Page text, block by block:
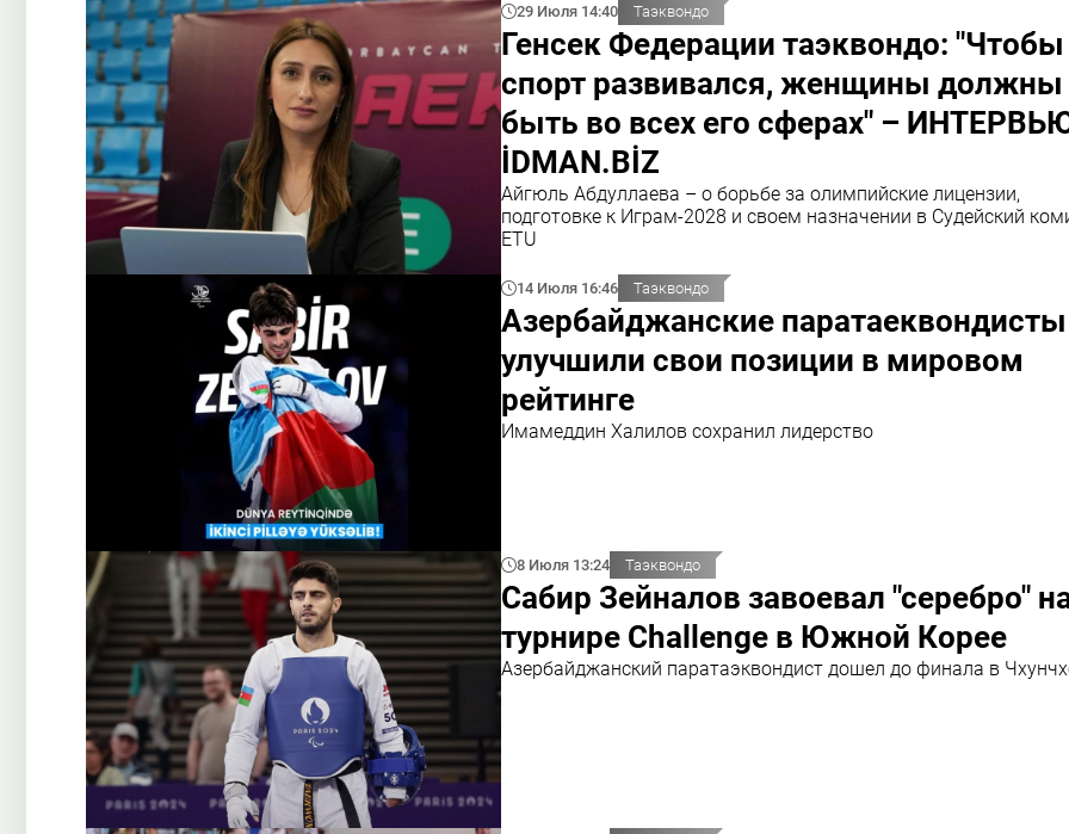
29 Июля 14:40 Таэквондо
Генсек Федерации таэквондо: "Чтобы
спорт развивался, женщины должны
быть во всех его сферах" –
İDMAN.BİZ
Айгюль Абдуллаева – о борьбе за олимпийские лицензии,
подготовке к Играм-2028 и своем назначении в Судейский
ETU
14 Июля 16:46 Таэквондо
Азербайджанские паратаеквондисты
улучшили свои позиции в мировом
рейтинге
Имамеддин Халилов сохранил лидерство
8 Июля 13:24 Таэквондо
Сабир Зейналов завоевал "серебро"
турнире Challenge в Южной Корее
Азербайджанский паратаэквондист дошел до финала в